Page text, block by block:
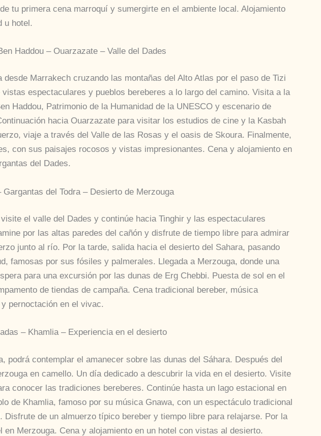
tu primera cena marroquí y sumergirte en el ambiente local. Alojamiento
u hotel.
Haddou – Ouarzazate – Valle del Dades
desde Marrakech cruzando las montañas del Alto Atlas por el paso de Tizi
vistas espectaculares y pueblos bereberes a lo largo del camino. Visita a la
Haddou, Patrimonio de la Humanidad de la UNESCO y escenario de
hacia Ouarzazate para visitar los estudios de cine y la Kasbah
viaje a través del Valle de las Rosas y el oasis de Skoura. Finalmente,
con sus paisajes rocosos y vistas impresionantes. Cena y alojamiento en
del Dades.
del Todra – Desierto de Merzouga
el valle del Dades y continúe hacia Tinghir y las espectaculares
por las altas paredes del cañón y disfrute de tiempo libre para admirar
junto al río. Por la tarde, salida hacia el desierto del Sahara, pasando
famosas por sus fósiles y palmerales. Llegada a Merzouga, donde una
para una excursión por las dunas de Erg Chebbi. Puesta de sol en el
de tiendas de campaña. Cena tradicional bereber, música
pernoctación en el vivac.
– Khamlia – Experiencia en el desierto
podrá contemplar el amanecer sobre las dunas del Sáhara. Después del
en camello. Un día dedicado a descubrir la vida en el desierto. Visite
conocer las tradiciones bereberes. Continúe hasta un lago estacional en
de Khamlia, famoso por su música Gnawa, con un espectáculo tradicional
Disfrute de un almuerzo típico bereber y tiempo libre para relajarse. Por la
en Merzouga. Cena y alojamiento en un hotel con vistas al desierto.